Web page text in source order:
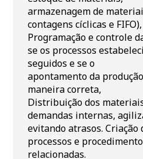
armazenagem de
contagens cíclicas e FIFO),
Programação e controle
se os processos
seguidos e se o
apontamento da
maneira correta,
Distribuição dos
demandas internas,
evitando atrasos. Criação
processos e
relacionadas.